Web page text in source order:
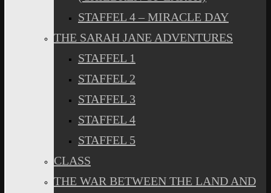
STAFFEL 4 – MIRACLE DAY
THE SARAH JANE ADVENTURES
STAFFEL 1
STAFFEL 2
STAFFEL 3
STAFFEL 4
STAFFEL 5
CLASS
THE WAR BETWEEN THE LAND AND